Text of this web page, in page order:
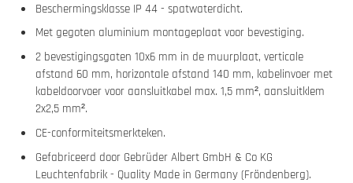
Beschermingsklasse IP 44 - spatwaterdicht.
Met gegoten aluminium montageplaat voor bevestiging.
2 bevestigingsgaten 10x6 mm in de muurplaat, verticale
afstand 60 mm, horizontale afstand 140 mm, kabelinvoer met
kabeldoorvoer voor aansluitkabel max. 1,5 mm², aansluitklem
2x2,5 mm².
CE-conformiteitsmerkteken.
Gefabriceerd door Gebrüder Albert GmbH & Co KG
Leuchtenfabrik - Quality Made in Germany (Fröndenberg).